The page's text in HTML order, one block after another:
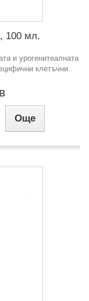
100 мл.
и урогенитеалната
клетъчни
Още